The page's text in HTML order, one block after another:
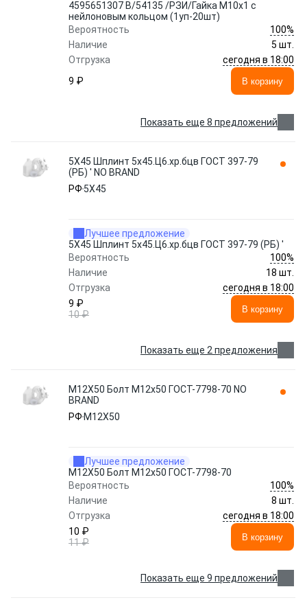
4595651307 В/54135 /РЗИ/Гайка М10х1 с
нейлоновым кольцом (1уп-20шт)
Вероятность
100%
Наличие
5 шт.
Отгрузка
сегодня в 18:00
9 ₽
В корзину
Показать еще 8 предложений
5X45 Шплинт 5х45.Ц6.хр.бцв ГОСТ 397-79
(РБ) ' NO BRAND
РФ 5X45
Лучшее предложение
5X45 Шплинт 5х45.Ц6.хр.бцв ГОСТ 397-79 (РБ) '
Вероятность
100%
Наличие
18 шт.
Отгрузка
сегодня в 18:00
9 ₽
10 ₽
В корзину
Показать еще 2 предложения
М12Х50 Болт М12х50 ГОСТ-7798-70 NO
BRAND
РФ М12Х50
Лучшее предложение
М12Х50 Болт М12х50 ГОСТ-7798-70
Вероятность
100%
Наличие
8 шт.
Отгрузка
сегодня в 18:00
10 ₽
11 ₽
В корзину
Показать еще 9 предложений